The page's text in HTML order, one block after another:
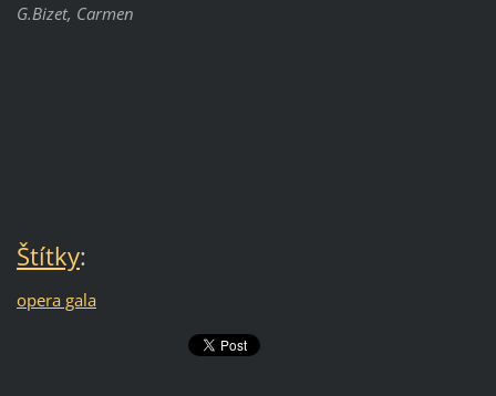
G.Bizet, Carmen
Štítky:
opera gala